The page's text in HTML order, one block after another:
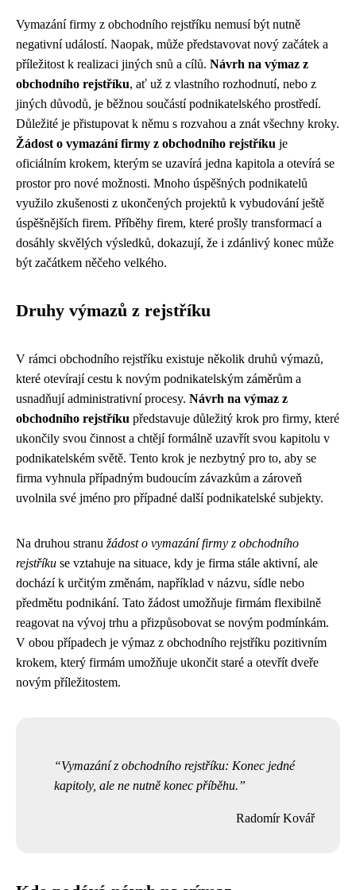
Vymazání firmy z obchodního rejstříku nemusí být nutně
negativní událostí. Naopak, může představovat nový začátek a
příležitost k realizaci jiných snů a cílů. Návrh na výmaz z
obchodního rejstříku, ať už z vlastního rozhodnutí, nebo z
jiných důvodů, je běžnou součástí podnikatelského prostředí.
Důležité je přistupovat k němu s rozvahou a znát všechny kroky.
Žádost o vymazání firmy z obchodního rejstříku je
oficiálním krokem, kterým se uzavírá jedna kapitola a otevírá se
prostor pro nové možnosti. Mnoho úspěšných podnikatelů
využilo zkušenosti z ukončených projektů k vybudování ještě
úspěšnějších firem. Příběhy firem, které prošly transformací a
dosáhly skvělých výsledků, dokazují, že i zdánlivý konec může
být začátkem něčeho velkého.
Druhy výmazů z rejstříku
V rámci obchodního rejstříku existuje několik druhů výmazů,
které otevírají cestu k novým podnikatelským záměrům a
usnadňují administrativní procesy. Návrh na výmaz z
obchodního rejstříku představuje důležitý krok pro firmy, které
ukončily svou činnost a chtějí formálně uzavřít svou kapitolu v
podnikatelském světě. Tento krok je nezbytný pro to, aby se
firma vyhnula případným budoucím závazkům a zároveň
uvolnila své jméno pro případné další podnikatelské subjekty.
Na druhou stranu žádost o vymazání firmy z obchodního
rejstříku se vztahuje na situace, kdy je firma stále aktivní, ale
dochází k určitým změnám, například v názvu, sídle nebo
předmětu podnikání. Tato žádost umožňuje firmám flexibilně
reagovat na vývoj trhu a přizpůsobovat se novým podmínkám.
V obou případech je výmaz z obchodního rejstříku pozitivním
krokem, který firmám umožňuje ukončit staré a otevřít dveře
novým příležitostem.
Vymazání z obchodního rejstříku: Konec jedné
kapitoly, ale ne nutně konec příběhu.
Radomír Kovář